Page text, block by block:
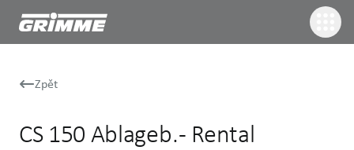
Zpět
CS 150 Ablageb. - Rental